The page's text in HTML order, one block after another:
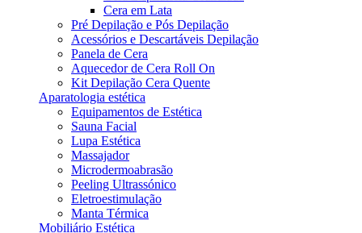
Cera em Lata
Pré Depilação e Pós Depilação
Acessórios e Descartáveis Depilação
Panela de Cera
Aquecedor de Cera Roll On
Kit Depilação Cera Quente
Aparatologia estética
Equipamentos de Estética
Sauna Facial
Lupa Estética
Massajador
Microdermoabrasão
Peeling Ultrassónico
Eletroestimulação
Manta Térmica
Mobiliário Estética